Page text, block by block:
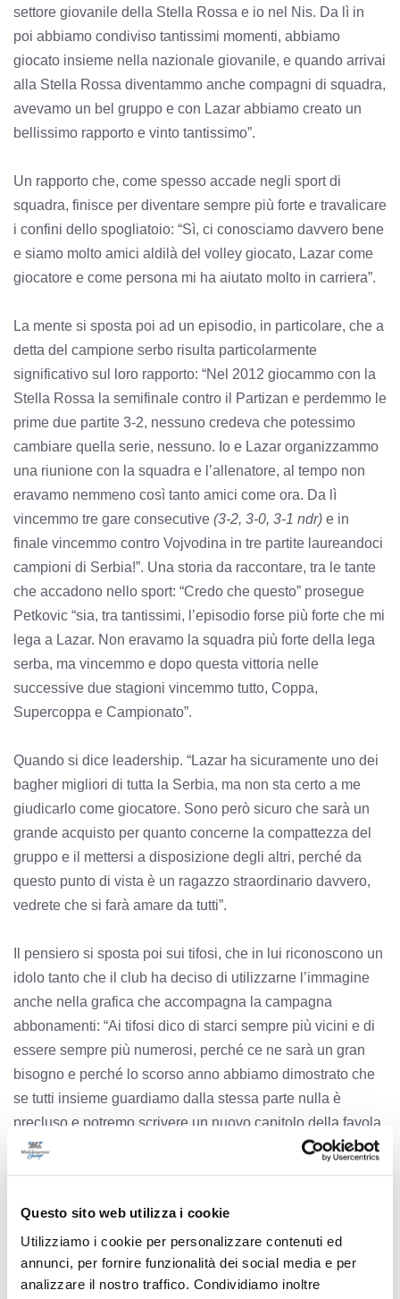
Questo sito web utilizza i cookie
Utilizziamo i cookie per personalizzare contenuti ed
annunci, per fornire funzionalità dei social media e per
analizzare il nostro traffico. Condividiamo inoltre
settore giovanile della Stella Rossa e io nel Nis. Da lì in
poi abbiamo condiviso tantissimi momenti, abbiamo
giocato insieme nella nazionale giovanile, e quando arrivai
alla Stella Rossa diventammo anche compagni di squadra,
avevamo un bel gruppo e con Lazar abbiamo creato un
bellissimo rapporto e vinto tantissimo”.
Un rapporto che, come spesso accade negli sport di
squadra, finisce per diventare sempre più forte e travalicare
i confini dello spogliatoio: “Sì, ci conosciamo davvero bene
e siamo molto amici aldilà del volley giocato, Lazar come
giocatore e come persona mi ha aiutato molto in carriera”.
La mente si sposta poi ad un episodio, in particolare, che a
detta del campione serbo risulta particolarmente
significativo sul loro rapporto: “Nel 2012 giocammo con la
Stella Rossa la semifinale contro il Partizan e perdemmo le
prime due partite 3-2, nessuno credeva che potessimo
cambiare quella serie, nessuno. Io e Lazar organizzammo
una riunione con la squadra e l’allenatore, al tempo non
eravamo nemmeno così tanto amici come ora. Da lì
vincemmo tre gare consecutive (3-2, 3-0, 3-1 ndr) e in
finale vincemmo contro Vojvodina in tre partite laureandoci
campioni di Serbia!”. Una storia da raccontare, tra le tante
che accadono nello sport: “Credo che questo” prosegue
Petkovic “sia, tra tantissimi, l’episodio forse più forte che mi
lega a Lazar. Non eravamo la squadra più forte della lega
serba, ma vincemmo e dopo questa vittoria nelle
successive due stagioni vincemmo tutto, Coppa,
Supercoppa e Campionato”.
Quando si dice leadership. “Lazar ha sicuramente uno dei
bagher migliori di tutta la Serbia, ma non sta certo a me
giudicarlo come giocatore. Sono però sicuro che sarà un
grande acquisto per quanto concerne la compattezza del
gruppo e il mettersi a disposizione degli altri, perché da
questo punto di vista è un ragazzo straordinario davvero,
vedrete che si farà amare da tutti”.
Il pensiero si sposta poi sui tifosi, che in lui riconoscono un
idolo tanto che il club ha deciso di utilizzarne l’immagine
anche nella grafica che accompagna la campagna
abbonamenti: “Ai tifosi dico di starci sempre più vicini e di
essere sempre più numerosi, perché ce ne sarà un gran
bisogno e perché lo scorso anno abbiamo dimostrato che
se tutti insieme guardiamo dalla stessa parte nulla è
precluso e potremo scrivere un nuovo capitolo della favola
di Grottazzolina in Superlega”. Parola di Dusan Petkovic,
Precedente